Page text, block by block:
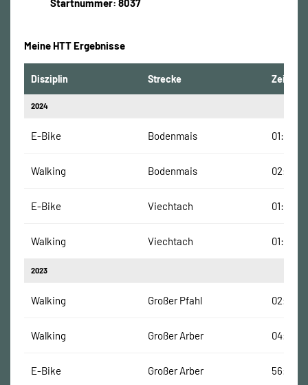
Startnummer: 8037
Meine HTT Ergebnisse
Disziplin Strecke Zeit
2024
E-Bike Bodenmais
Walking Bodenmais
E-Bike Viechtach
Walking Viechtach
2023
Walking Großer Pfahl
Walking Großer Arber
E-Bike Großer Arber 56:00